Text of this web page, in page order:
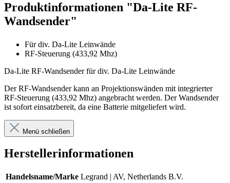
Produktinformationen "Da-Lite RF-
Wandsender"
Für div. Da-Lite Leinwände
RF-Steuerung (433,92 Mhz)
Da-Lite RF-Wandsender für div. Da-Lite Leinwände
Der RF-Wandsender kann an Projektionswänden mit integrierter
RF-Steuerung (433,92 Mhz) angebracht werden. Der Wandsender
ist sofort einsatzbereit, da eine Batterie mitgeliefert wird.
Menü schließen
Herstellerinformationen
Handelsname/Marke Legrand | AV, Netherlands B.V.